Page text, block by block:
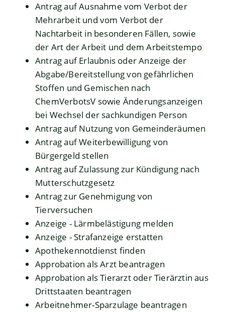
Antrag auf Ausnahme vom Verbot der
Mehrarbeit und vom Verbot der
Nachtarbeit in besonderen Fällen, sowie
der Art der Arbeit und dem Arbeitstempo
Antrag auf Erlaubnis oder Anzeige der
Abgabe/Bereitstellung von gefährlichen
Stoffen und Gemischen nach
ChemVerbotsV sowie Änderungsanzeigen
bei Wechsel der sachkundigen Person
Antrag auf Nutzung von Gemeinderäumen
Antrag auf Weiterbewilligung von
Bürgergeld stellen
Antrag auf Zulassung zur Kündigung nach
Mutterschutzgesetz
Antrag zur Genehmigung von
Tierversuchen
Anzeige - Lärmbelästigung melden
Anzeige - Strafanzeige erstatten
Apothekennotdienst finden
Approbation als Arzt beantragen
Approbation als Tierarzt oder Tierärztin aus
Drittstaaten beantragen
Arbeitnehmer-Sparzulage beantragen